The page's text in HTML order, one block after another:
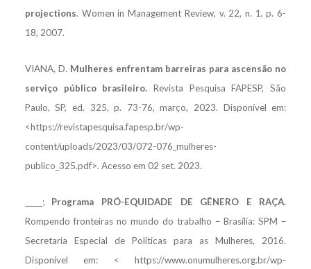
projections. Women in Management Review, v. 22, n. 1, p. 6-
18, 2007.
VIANA, D. Mulheres enfrentam barreiras para ascensão no
serviço público brasileiro. Revista Pesquisa FAPESP, São
Paulo, SP, ed. 325, p. 73-76, março, 2023. Disponível em:
<https://revistapesquisa.fapesp.br/wp-
content/uploads/2023/03/072-076_mulheres-
publico_325.pdf>. Acesso em 02 set. 2023.
_____; Programa PRÓ-EQUIDADE DE GÊNERO E RAÇA.
Rompendo fronteiras no mundo do trabalho – Brasília: SPM –
Secretaria Especial de Políticas para as Mulheres, 2016.
Disponível em: < https://www.onumulheres.org.br/wp-